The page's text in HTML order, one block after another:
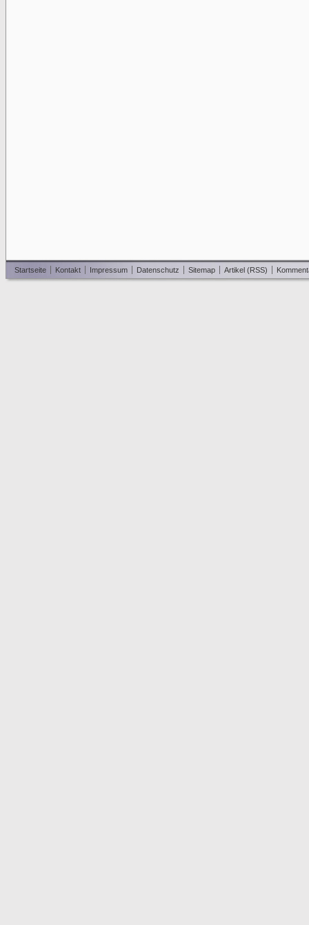
Startseite Kontakt Impressum Datenschutz Sitemap Artikel (RSS)